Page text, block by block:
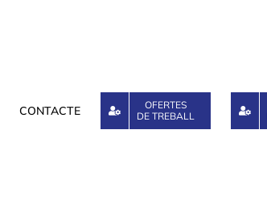
CONTACTE
OFERTES
DE TREBALL